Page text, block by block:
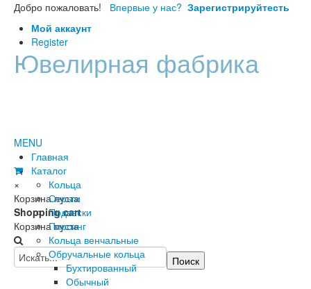
Добро пожаловать! Впервые у нас? Зарегистрируйтесть
Мой аккаунт
Register
Ювелирная фабрика
Диана
×
Корзина пуста
Shopping cart
Корзина пуста
MENU
Главная
Каталог
Кольца
Серьги
Подвески
Пирсинг
Кольца венчальные
Обручальные кольца
Бухтированный
Обычный